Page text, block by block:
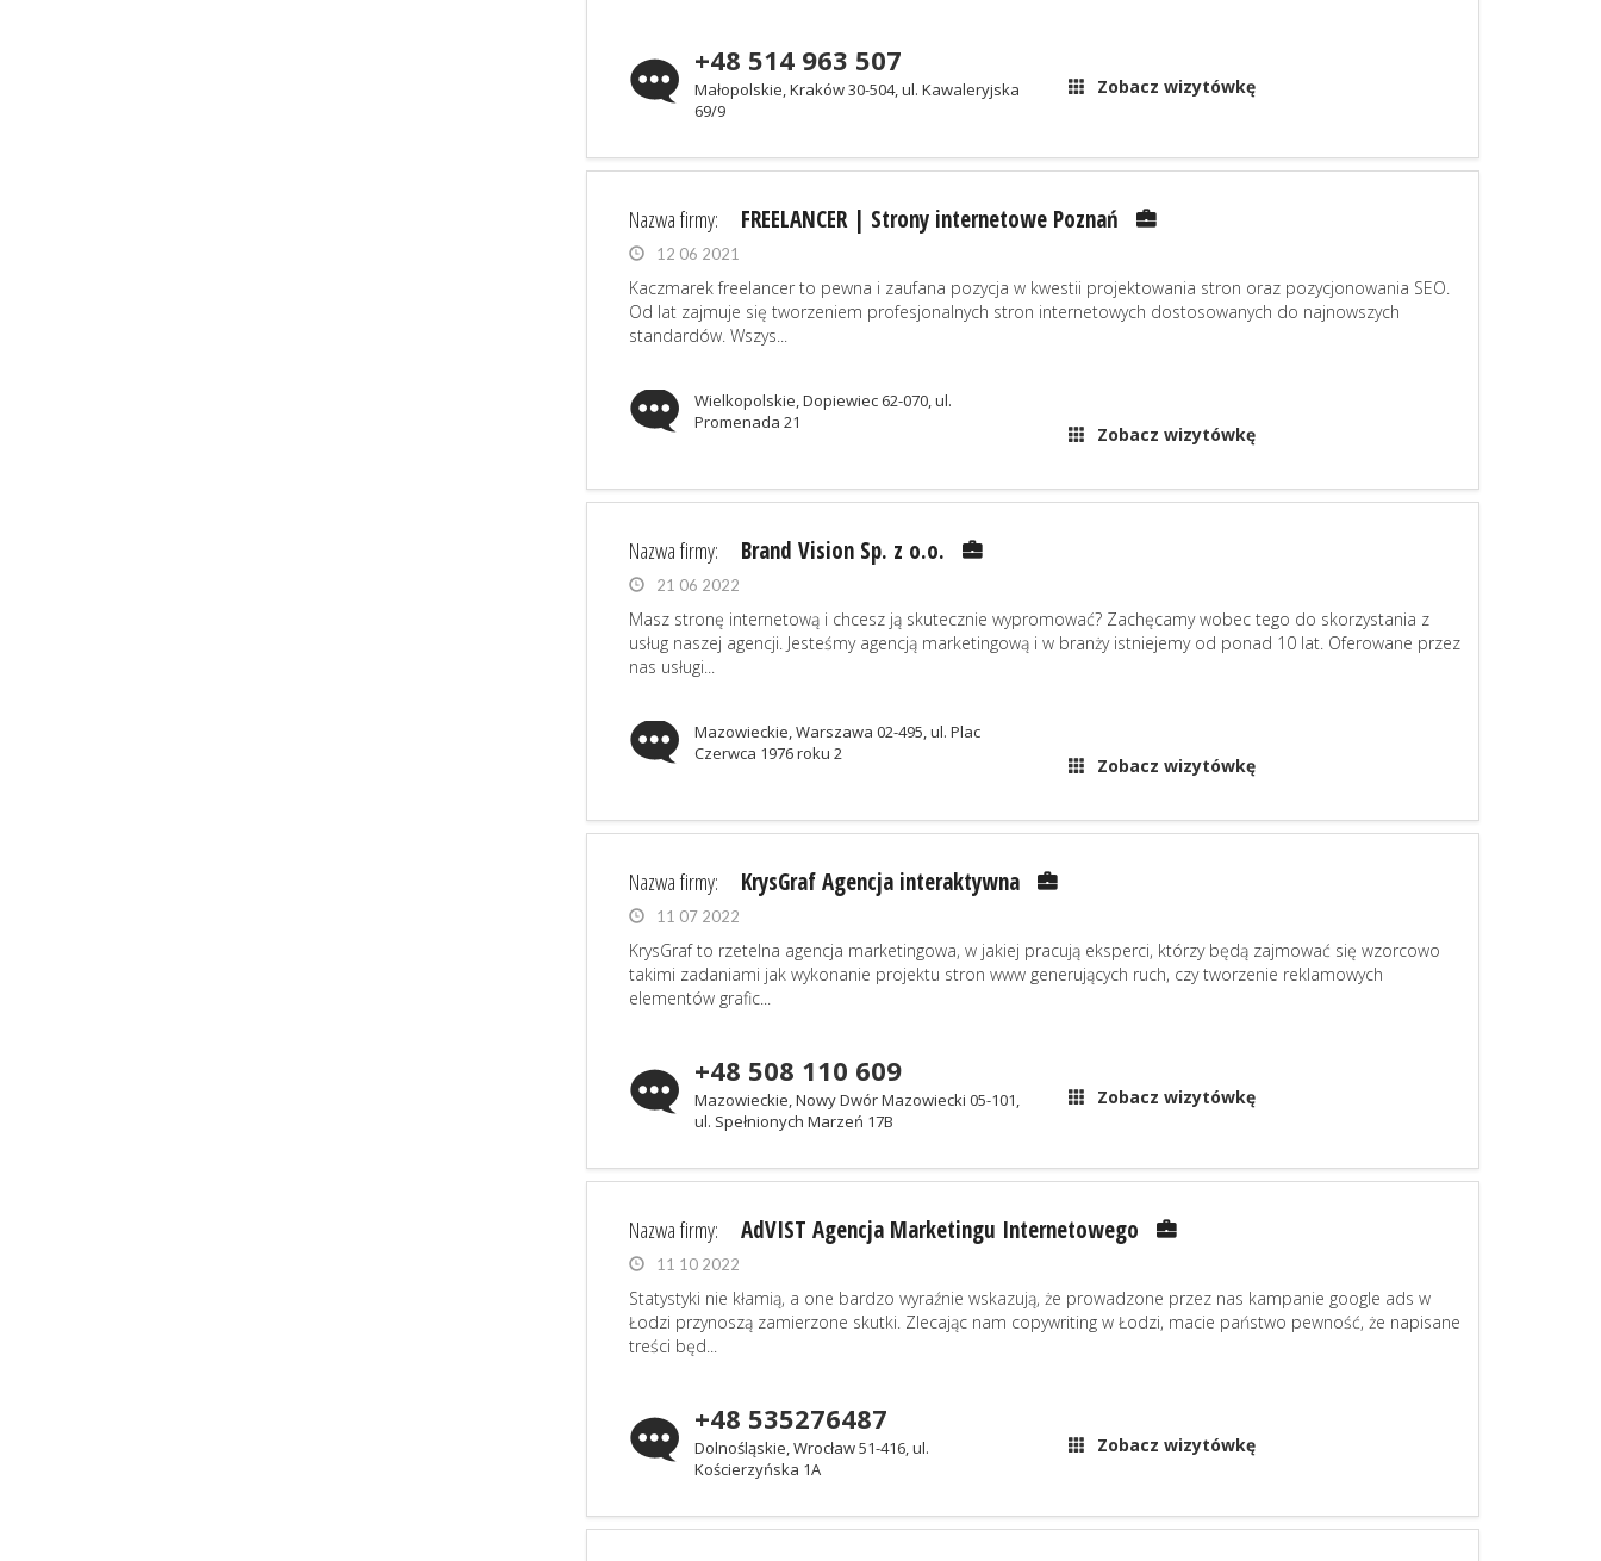
+48 514 963 507
Małopolskie, Kraków 30-504, ul. Kawaleryjska
69/9
Zobacz wizytówkę
Nazwa firmy: FREELANCER | Strony internetowe Poznań
12 06 2021
Kaczmarek freelancer to pewna i zaufana pozycja w kwestii projektowania stron oraz pozycjonowania SEO.
Od lat zajmuje się tworzeniem profesjonalnych stron internetowych dostosowanych do najnowszych
standardów. Wszys...
Wielkopolskie, Dopiewiec 62-070, ul.
Promenada 21
Zobacz wizytówkę
Nazwa firmy: Brand Vision Sp. z o.o.
21 06 2022
Masz stronę internetową i chcesz ją skutecznie wypromować? Zachęcamy wobec tego do skorzystania z
usług naszej agencji. Jesteśmy agencją marketingową i w branży istniejemy od ponad 10 lat. Oferowane przez
nas usługi...
Mazowieckie, Warszawa 02-495, ul. Plac
Czerwca 1976 roku 2
Zobacz wizytówkę
Nazwa firmy: KrysGraf Agencja interaktywna
11 07 2022
KrysGraf to rzetelna agencja marketingowa, w jakiej pracują eksperci, którzy będą zajmować się wzorcowo
takimi zadaniami jak wykonanie projektu stron www generujących ruch, czy tworzenie reklamowych
elementów grafic...
+48 508 110 609
Mazowieckie, Nowy Dwór Mazowiecki 05-101,
ul. Spełnionych Marzeń 17B
Zobacz wizytówkę
Nazwa firmy: AdVIST Agencja Marketingu Internetowego
11 10 2022
Statystyki nie kłamią, a one bardzo wyraźnie wskazują, że prowadzone przez nas kampanie google ads w
Łodzi przynoszą zamierzone skutki. Zlecając nam copywriting w Łodzi, macie państwo pewność, że napisane
treści będ...
+48 535276487
Dolnośląskie, Wrocław 51-416, ul.
Kościerzyńska 1A
Zobacz wizytówkę